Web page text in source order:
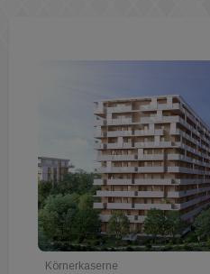
Körnerkaserne